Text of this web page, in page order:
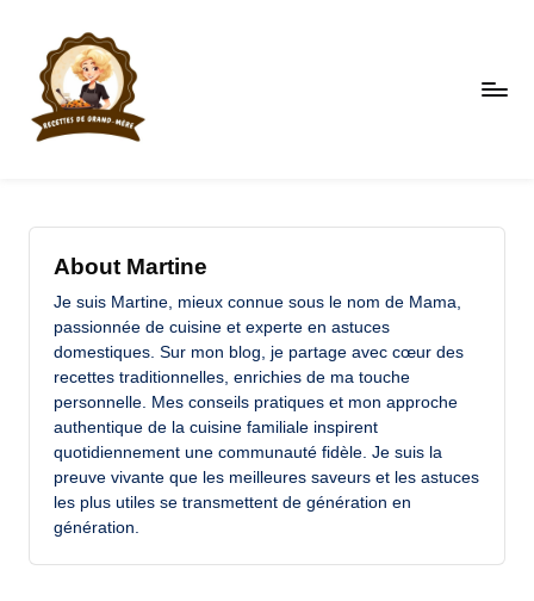
content
a
recettes
About Martine
Je suis Martine, mieux connue sous le nom de Mama,
passionnée de cuisine et experte en astuces
domestiques. Sur mon blog, je partage avec cœur des
recettes traditionnelles, enrichies de ma touche
personnelle. Mes conseils pratiques et mon approche
authentique de la cuisine familiale inspirent
quotidiennement une communauté fidèle. Je suis la
preuve vivante que les meilleures saveurs et les astuces
les plus utiles se transmettent de génération en
génération.